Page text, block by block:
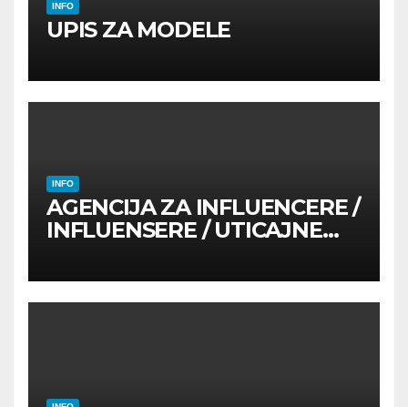
INFO
UPIS ZA MODELE
INFO
AGENCIJA ZA INFLUENCERE /
INFLUENSERE / UTICAJNE